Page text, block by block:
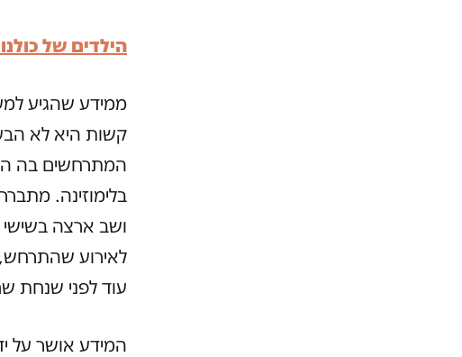
הילדים של
ממידע שהגיע
קשות היא לא
המתרחשים בה
בלימוזינה.
ושב ארצה בשישי
לאירוע
עוד לפני שנחת
המידע אושר על